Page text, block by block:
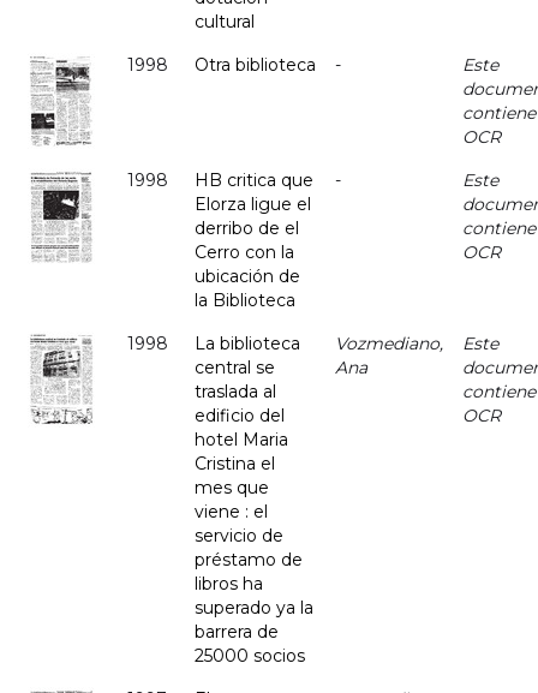
cultural
1998 Otra biblioteca -
Este
contiene
OCR
1998
HB critica que
Elorza ligue el
derribo de el
Cerro con la
ubicación de
la Biblioteca
-
Este
contiene
OCR
1998
La biblioteca
central se
traslada al
edificio del
hotel Maria
Cristina el
mes que
viene : el
servicio de
préstamo de
libros ha
superado ya la
barrera de
25000 socios
Vozmediano,
Ana
Este
contiene
OCR